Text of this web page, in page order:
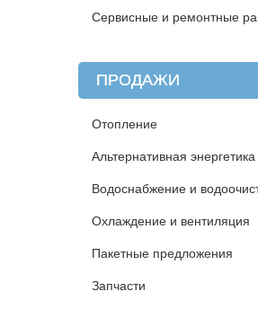
Сервисные и ремонтные
ПРОДАЖИ
Отопление
Альтернативная энергетика
Водоснабжение и
Охлаждение и вентиляция
Пакетные предложения
Запчасти